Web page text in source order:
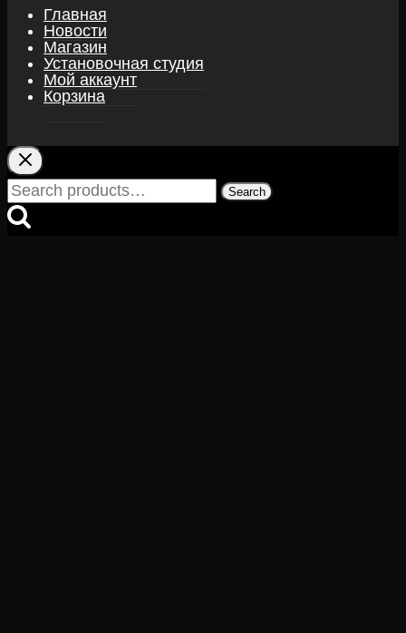
Главная
Новости
Магазин
Установочная студия
Мой аккаунт
Корзина
Search
for:
Search